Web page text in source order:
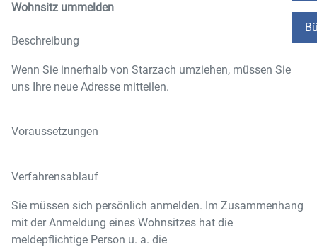
Wohnsitz ummelden
Beschreibung
Wenn Sie innerhalb von Starzach umziehen, müssen Sie
uns Ihre neue Adresse mitteilen.
Voraussetzungen
Verfahrensablauf
Sie müssen sich persönlich anmelden. Im Zusammenhang
mit der Anmeldung eines Wohnsitzes hat die
meldepflichtige Person u. a. die